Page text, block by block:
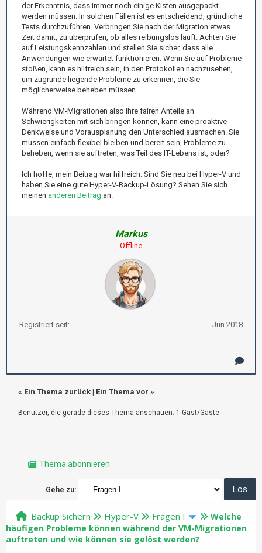
der Erkenntnis, dass immer noch einige Kisten ausgepackt
werden müssen. In solchen Fällen ist es entscheidend, gründliche
Tests durchzuführen. Verbringen Sie nach der Migration etwas
Zeit damit, zu überprüfen, ob alles reibungslos läuft. Achten Sie
auf Leistungskennzahlen und stellen Sie sicher, dass alle
Anwendungen wie erwartet funktionieren. Wenn Sie auf Probleme
stoßen, kann es hilfreich sein, in den Protokollen nachzusehen,
um zugrunde liegende Probleme zu erkennen, die Sie
möglicherweise beheben müssen.
Während VM-Migrationen also ihre fairen Anteile an
Schwierigkeiten mit sich bringen können, kann eine proaktive
Denkweise und Vorausplanung den Unterschied ausmachen. Sie
müssen einfach flexibel bleiben und bereit sein, Probleme zu
beheben, wenn sie auftreten, was Teil des IT-Lebens ist, oder?
Ich hoffe, mein Beitrag war hilfreich. Sind Sie neu bei Hyper-V und
haben Sie eine gute Hyper-V-Backup-Lösung? Sehen Sie sich
meinen anderen Beitrag an.
Markus
Offline
Registriert seit: Jun 2018
« Ein Thema zurück | Ein Thema vor »
Benutzer, die gerade dieses Thema anschauen: 1 Gast/Gäste
Thema abonnieren
Gehe zu:
Backup Sichern Hyper-V Fragen I
Welche
häufigen Probleme können während der VM-Migrationen
auftreten und wie können sie gelöst werden?